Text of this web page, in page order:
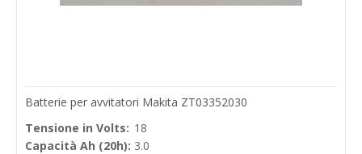
Batterie per avvitatori Makita ZT03352030
Tensione in Volts: 18
Capacità Ah (20h): 3.0